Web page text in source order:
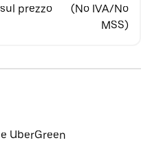
prezzo
(No IVA/No
MSS)
UberGreen